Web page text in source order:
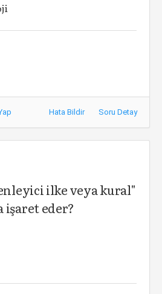
Hata Bildir Soru Detay
ilke veya kural"
eder?